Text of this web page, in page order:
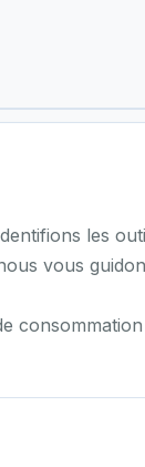
les
vous